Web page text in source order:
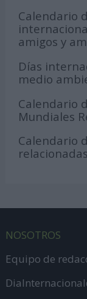
Calendario
amigos y
Días
medio
Calendario
Mundiales
Calendario
NOSOTROS
Equipo de